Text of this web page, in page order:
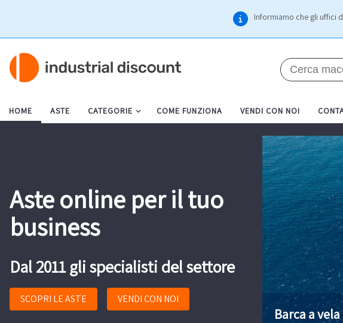
Informiamo che gli uffici
HOME ASTE CATEGORIE COME FUNZIONA VENDI CON NOI
Aste online per il tuo
business
Dal 2011 gli specialisti del settore
SCOPRI LE ASTE VENDI CON NOI
Barca a